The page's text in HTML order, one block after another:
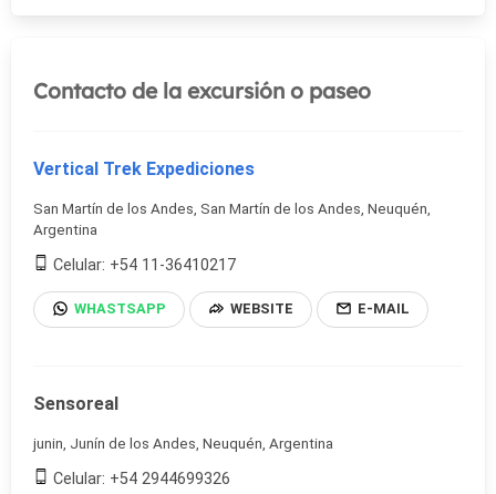
Contacto de la excursión o paseo
Vertical Trek Expediciones
San Martín de los Andes, San Martín de los Andes, Neuquén,
Argentina
Celular: +54 11-36410217
WHASTSAPP WEBSITE E-MAIL
Sensoreal
junin, Junín de los Andes, Neuquén, Argentina
Celular: +54 2944699326